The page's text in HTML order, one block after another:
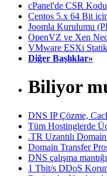
cPanel'de CSR
Centos 5.x 64 Bit
Joomla Kurulumu
OpenVZ ve Xen
VMware ESXi
Diğer Başlıklar»
Biliyor
DNS IP Çözme,
Tüm Hostinglerde
.TR Uzantılı
Domain Transfer
DNS çalışma
1 Tbit/s DDoS